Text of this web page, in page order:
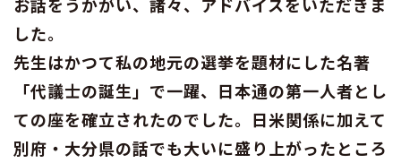
した。
先生はかつて私の地元の選挙を題材にした名著
「代議士の誕生」で一躍、日本通の第一人者とし
ての座を確立されたのでした。日米関係に加えて
別府・大分県の話でも大いに盛り上がったところ